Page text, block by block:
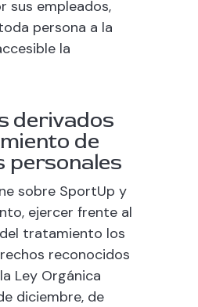
sus empleados,
persona a la
la
derivados
de
personales
sobre SportUp y
ejercer frente al
tratamiento los
reconocidos
Ley Orgánica
diciembre, de